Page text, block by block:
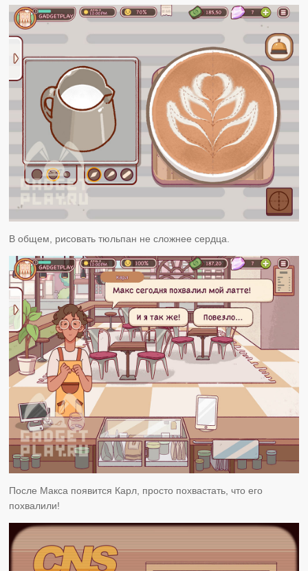
В общем, рисовать тюльпан не сложнее сердца.
После Макса появится Карл, просто похвастать, что его
похвалили!